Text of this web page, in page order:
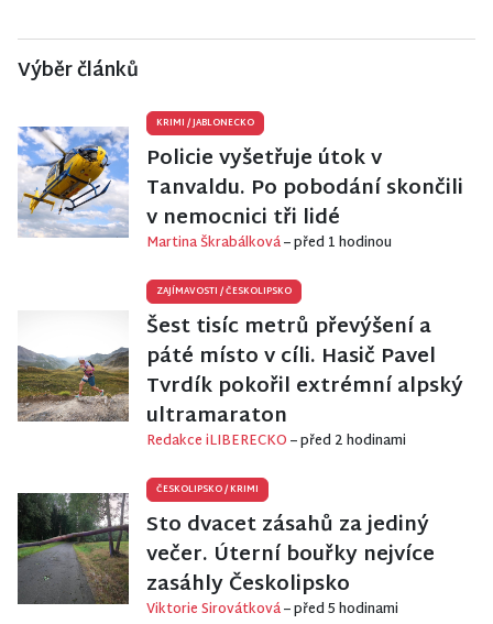
Výběr článků
KRIMI /JABLONECKO
Policie vyšetřuje útok v
Tanvaldu. Po pobodání skončili
v nemocnici tři lidé
Martina Škrabálková– před 1 hodinou
ZAJÍMAVOSTI /ČESKOLIPSKO
Šest tisíc metrů převýšení a
páté místo v cíli. Hasič Pavel
Tvrdík pokořil extrémní alpský
ultramaraton
Redakce iLIBERECKO– před 2 hodinami
ČESKOLIPSKO/KRIMI
Sto dvacet zásahů za jediný
večer. Úterní bouřky nejvíce
zasáhly Českolipsko
Viktorie Sirovátková– před 5 hodinami